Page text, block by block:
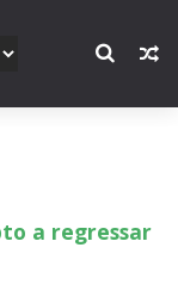
a regressar